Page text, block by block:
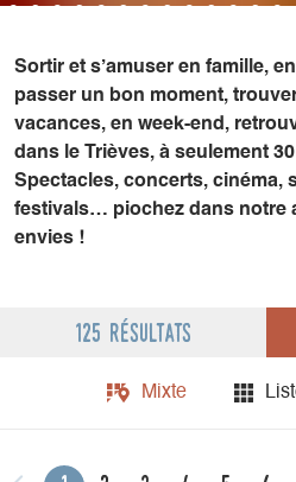
Sortir et s’amuser en famille,
passer un bon moment,
vacances, en week-end,
dans le Trièves, à seulement
Spectacles, concerts, cinéma,
festivals… piochez dans notre
envies !
125 résultats
Mixte